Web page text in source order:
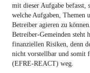
mit dieser Aufgabe befasst,
welche Aufgaben, Themen
Betreiber agieren zu
Betreiber-Gemeinden steht
finanziellen Risiken, denn
nicht vorstellbar und somit
(EFRE-REACT) weg.